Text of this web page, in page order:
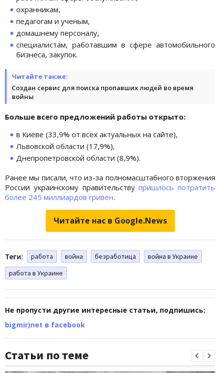
охранникам,
педагогам и ученым,
домашнему персоналу,
специалистам, работавшим в сфере автомобильного
бизнеса, закупок.
Читайте также:
Создан сервис для поиска пропавших людей во время
войны
Больше всего предложений работы открыто:
в Киеве (33,9% от всех актуальных на сайте),
Львовской области (17,9%),
Днепропетровской области (8,9%).
Ранее мы писали, что из-за полномасштабного вторжения
России украинскому правительствупришлось потратить
более 245 миллиардов гривен.
Читайте нас в Google.News
Теги: работа война безработица
война в Украине
работа в Украине
Не пропусти другие интересные статьи, подпишись:
bigmir)net в facebook
Статьи по теме